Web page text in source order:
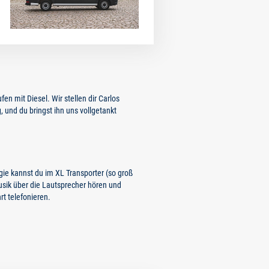
mit Diesel. Wir stellen dir Carlos
und du bringst ihn uns vollgetankt
kannst du im XL Transporter (so groß
über die Lautsprecher hören und
telefonieren.